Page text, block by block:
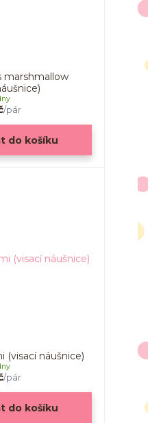
marshmallow
/pár
do košíku
(visací náušnice)
/pár
do košíku